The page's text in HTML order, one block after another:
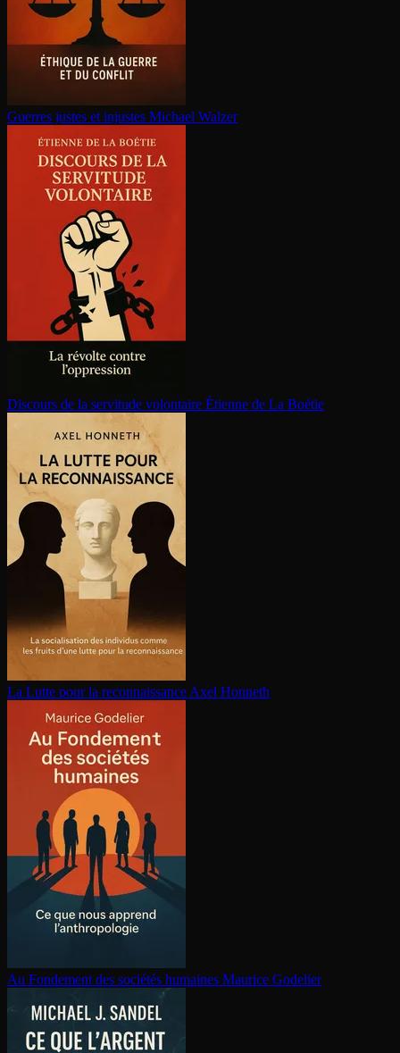
Guerres justes et injustes Michael Walzer
Discours de la servitude volontaire Étienne de La Boétie
La Lutte pour la re­con­nais­sance Axel Honneth
Au Fondement des sociétés humaines Maurice Godelier